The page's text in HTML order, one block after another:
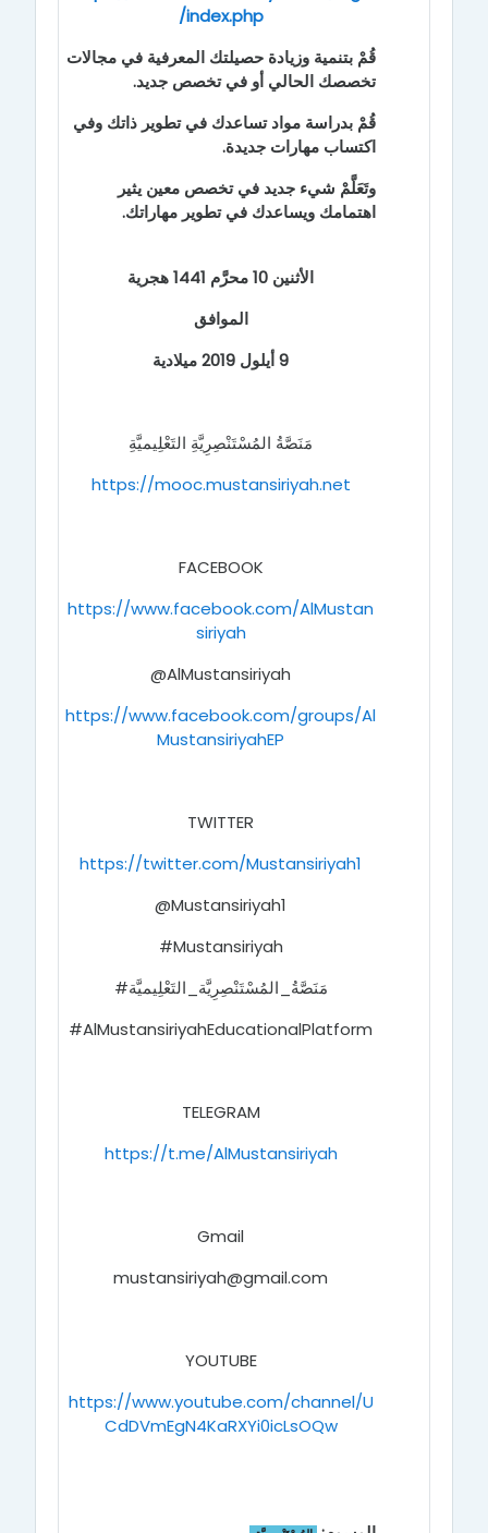
/index.php
قُمْ بتنمية وزيادة حصيلتك المعرفية في مجالات
تخصصك الحالي أو في تخصص جديد.
قُمْ بدراسة مواد تساعدك في تطوير ذاتك وفي
اكتساب مهارات جديدة.
وتَعَلَّمْ شيء جديد في تخصص معين يثير
اهتمامك ويساعدك في تطوير مهاراتك.
الأثنين 10 محرَّم 1441 هجرية
الموافق
9 أيلول 2019 ميلادية
مَنَصَّةُ المُسْتَنْصِرِيَّةِ التَعْلِيميَّةِ
https://mooc.mustansiriyah.net
FACEBOOK
https://www.facebook.com/AlMustan
siriyah
@AlMustansiriyah
https://www.facebook.com/groups/Al
MustansiriyahEP
TWITTER
https://twitter.com/Mustansiriyah1
@Mustansiriyah1
#Mustansiriyah
#مَنَصَّةُ_المُسْتَنْصِرِيَّة_التَعْلِيميَّة
#AlMustansiriyahEducationalPlatform
TELEGRAM
https://t.me/AlMustansiriyah
Gmail
mustansiriyah@gmail.com
YOUTUBE
https://www.youtube.com/channel/U
CdDVmEgN4KaRXYi0icLsOQw